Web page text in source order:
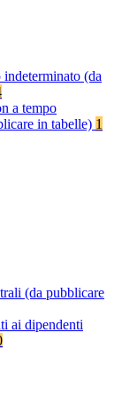
indeterminato (da
a tempo
in tabelle) 1
(da pubblicare
ai dipendenti